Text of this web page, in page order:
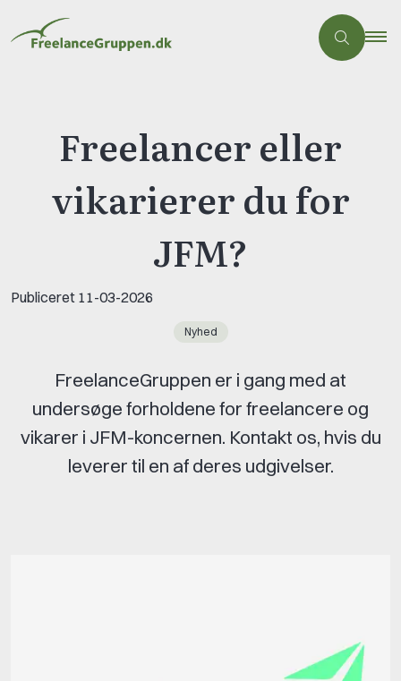
Freelancer eller
vikarierer du for
JFM?
Publiceret 11-03-2026
Nyhed
FreelanceGruppen er i gang med at
undersøge forholdene for freelancere og
vikarer i JFM-koncernen. Kontakt os, hvis du
leverer til en af deres udgivelser.